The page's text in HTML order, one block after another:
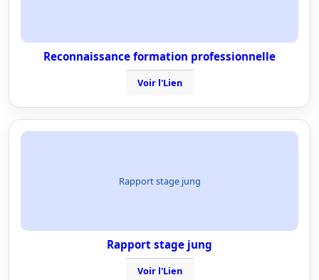
Reconnaissance formation professionnelle
Voir l'Lien
Rapport stage jung
Rapport stage jung
Voir l'Lien